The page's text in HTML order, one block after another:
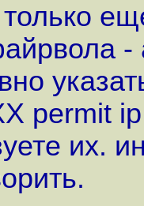
только
-
permit
их.